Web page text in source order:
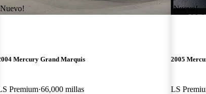
Mercury Grand Marquis
Premium 66,000 millas
¡Nuevo!
2005
LS